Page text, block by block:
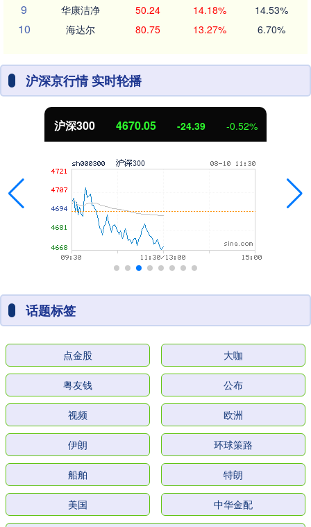
9 华康洁净 50.24 14.18% 14.53%
10 海达尔 80.75 13.27% 6.70%
沪深京行情 实时轮播
沪深300 4670.05 -24.39 -0.52%
话题标签
点金股 大咖
粤友钱 公布
视频 欧洲
伊朗 环球策路
船舶 特朗
美国 中华金配